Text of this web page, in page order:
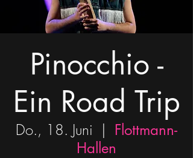
Pinocchio -
Ein Road Trip
Do., 18. Juni
  |
Flottmann-
Hallen